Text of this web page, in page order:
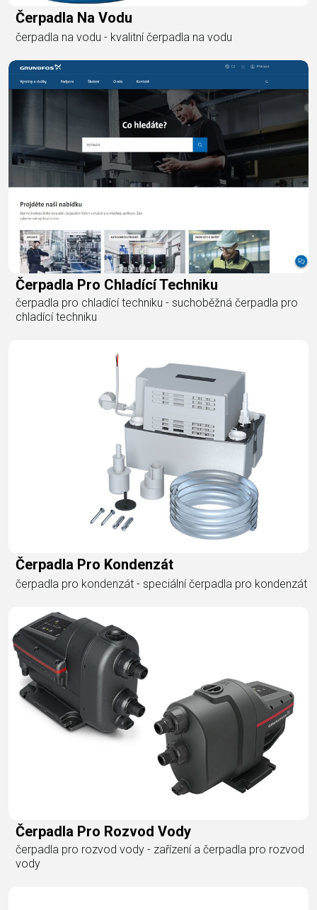
Čerpadla Na Vodu
čerpadla na vodu - kvalitní čerpadla na vodu
Čerpadla Pro Chladící Techniku
čerpadla pro chladící techniku - suchoběžná čerpadla pro
chladící techniku​
Čerpadla Pro Kondenzát
čerpadla pro kondenzát - speciální čerpadla pro kondenzát
Čerpadla Pro Rozvod Vody
čerpadla pro rozvod vody - zařízení a čerpadla pro rozvod
vody